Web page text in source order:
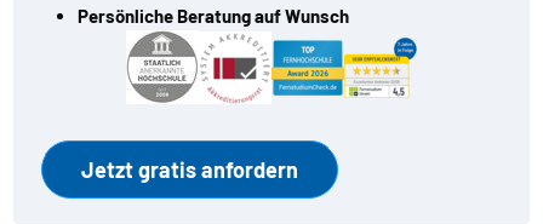
Persönliche Beratung auf Wunsch